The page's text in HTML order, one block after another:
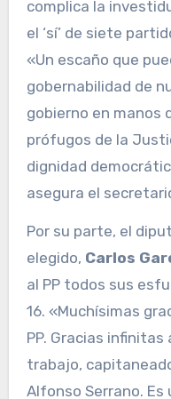
complica la
el ‘sí’ de siete
«Un escaño que
gobernabilidad de
gobierno en manos
prófugos de la
dignidad
asegura el
Por su parte, el
elegido, Carlos
al PP todos sus
16. «Muchísimas
PP. Gracias infinitas
trabajo,
Alfonso Serrano.